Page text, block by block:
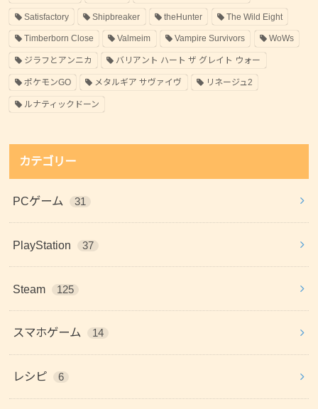
Satisfactory Shipbreaker theHunter The Wild Eight
Timberborn Close Valmeim Vampire Survivors WoWs
ジラフとアンニカ バリアント ハート ザ グレイト ウォー
ポケモンGO メタルギア サヴァイヴ リネージュ2
ルナティックドーン
カテゴリー
PCゲーム 31
PlayStation 37
Steam 125
スマホゲーム 14
レシピ 6